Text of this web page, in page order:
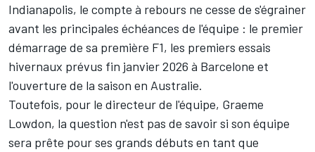
Indianapolis, le compte à rebours ne cesse de s'égrainer
avant les principales échéances de l'équipe : le premier
démarrage de sa première F1, les premiers essais
hivernaux prévus fin janvier 2026 à Barcelone et
l'ouverture de la saison en Australie.
Toutefois, pour le directeur de l'équipe, Graeme
Lowdon, la question n'est pas de savoir si son équipe
sera prête pour ses grands débuts en tant que